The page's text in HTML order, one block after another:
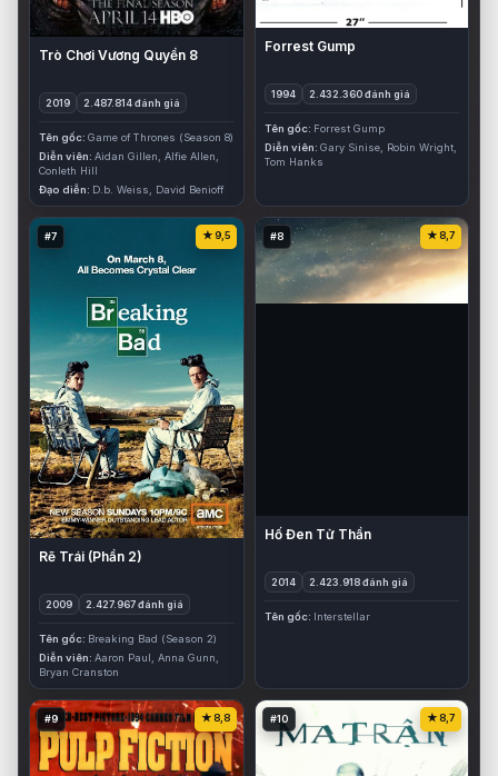
Trò Chơi Vương Quyền 8
2019 2.487.814 đánh giá
Tên gốc Game of Thrones (Season 8)
Diễn viên Aidan Gillen, Alfie Allen,
Conleth Hill
Đạo diễn
D.b. Weiss, David Benioff
Forrest Gump
1994 2.432.360 đánh giá
Tên gốc Forrest Gump
Diễn viên Gary Sinise, Robin Wright,
Tom Hanks
#7 9,5
Rẽ Trái (Phần 2)
2009 2.427.967 đánh giá
Tên gốc Breaking Bad (Season 2)
Diễn viên Aaron Paul, Anna Gunn,
Bryan Cranston
#8 8,7
Hố Đen Tử Thần
2014 2.423.918 đánh giá
Tên gốc Interstellar
#9 8,8 #10 8,7